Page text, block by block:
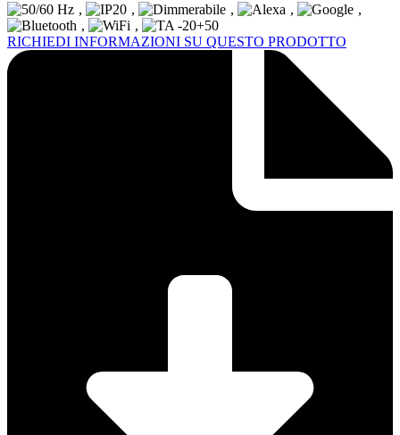
,
, , ,
,
,
,
RICHIEDI INFORMAZIONI SU QUESTO PRODOTTO